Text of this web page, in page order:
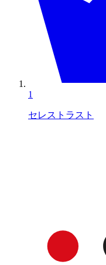
1
セレストラスト